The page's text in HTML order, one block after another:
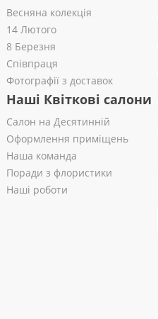
Весняна колекція
14 Лютого
8 Березня
Співпраця
Фотографії з доставок
Наші Квіткові салони
Салон на Десятинній
Оформлення приміщень
Наша команда
Поради з флористики
Наші роботи